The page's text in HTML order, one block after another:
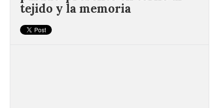
tejido y la memoria